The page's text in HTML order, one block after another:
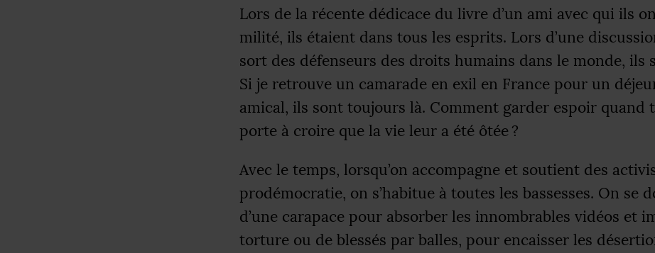
Lors de la récente dédicace du livre d’un ami avec qui ils
milité, ils étaient dans tous les esprits. Lors d’une
sort des défenseurs des droits humains dans le monde, ils
Si je retrouve un camarade en exil en France pour un
amical, ils sont toujours là. Comment garder espoir quand
porte à croire que la vie leur a été ôtée ?
Avec le temps, lorsqu’on accompagne et soutient des
prodémocratie, on s’habitue à toutes les bassesses. On se
d’une carapace pour absorber les innombrables vidéos et
torture ou de blessés par balles, pour encaisser les